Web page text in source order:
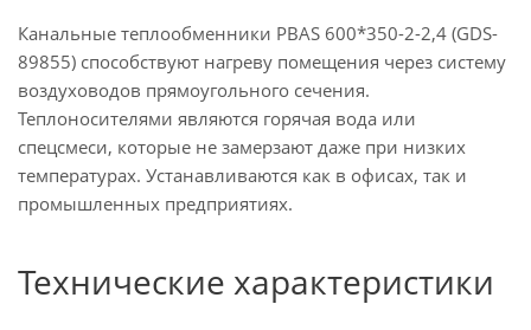
Канальные теплообменники PBAS 600*350-2-2,4 (GDS-
89855) способствуют нагреву помещения через систему
воздуховодов прямоугольного сечения.
Теплоносителями являются горячая вода или
спецсмеси, которые не замерзают даже при низких
температурах. Устанавливаются как в офисах, так и
промышленных предприятиях.
Технические характеристики